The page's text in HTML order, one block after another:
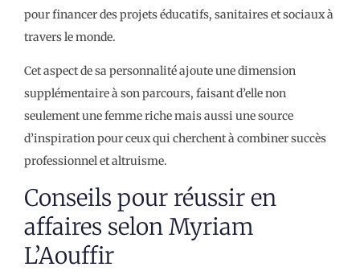
pour financer des projets éducatifs, sanitaires et sociaux à
travers le monde.
Cet aspect de sa personnalité ajoute une dimension
supplémentaire à son parcours, faisant d’elle non
seulement une femme riche mais aussi une source
d’inspiration pour ceux qui cherchent à combiner succès
professionnel et altruisme.
Conseils pour réussir en
affaires selon Myriam
L’Aouffir